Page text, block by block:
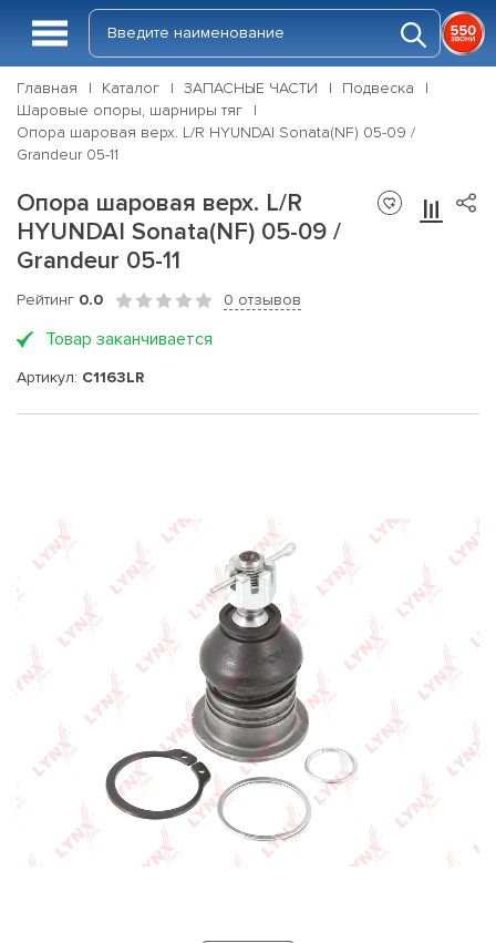
Главная Каталог ЗАПАСНЫЕ ЧАСТИ
Подвеска
Шаровые опоры, шарниры тяг
Опора шаровая верх. L/R HYUNDAI Sonata(NF) 05-09 /
Grandeur 05-11
Опора шаровая верх. L/R
HYUNDAI Sonata(NF) 05-09 /
Grandeur 05-11
Рейтинг 0.0 0 отзывов
Товар заканчивается
Артикул: C1163LR